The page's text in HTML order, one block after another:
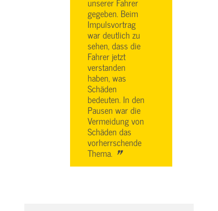
gegeben. Beim
Impulsvortrag
war deutlich zu
sehen, dass die
Fahrer jetzt
verstanden
haben, was
Schäden
bedeuten. In den
Pausen war die
Vermeidung von
Schäden das
vorherrschende
Thema."